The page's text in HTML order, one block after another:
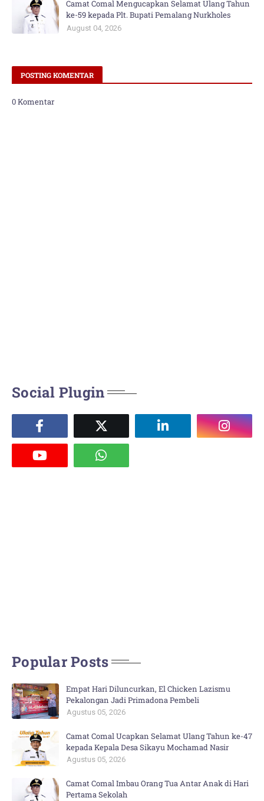
Camat Comal Mengucapkan Selamat Ulang Tahun
ke-59 kepada Plt. Bupati Pemalang Nurkholes
August 04, 2026
POSTING KOMENTAR
0 Komentar
Social Plugin
Popular Posts
Empat Hari Diluncurkan, El Chicken Lazismu
Pekalongan Jadi Primadona Pembeli
Agustus 05, 2026
Camat Comal Ucapkan Selamat Ulang Tahun ke-47
kepada Kepala Desa Sikayu Mochamad Nasir
Agustus 05, 2026
Camat Comal Imbau Orang Tua Antar Anak di Hari
Pertama Sekolah